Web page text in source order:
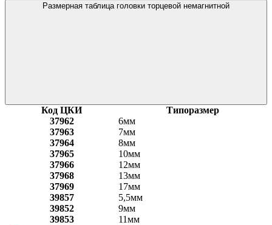
Размерная таблица головки торцевой немагнитной
Код ЦКИ
Типоразмер
37962
6мм
37963
7мм
37964
8мм
37965
10мм
37966
12мм
37968
13мм
37969
17мм
39857
5,5мм
39852
9мм
39853
11мм